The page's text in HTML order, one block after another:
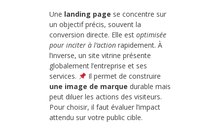
Une landing page se concentre sur
un objectif précis, souvent la
conversion directe. Elle est optimisée
pour inciter à l’action rapidement. À
l’inverse, un site vitrine présente
globalement l’entreprise et ses
services.
Il permet de construire
une image de marque durable mais
peut diluer les actions des visiteurs.
Pour choisir, il faut évaluer l’impact
attendu sur votre public cible.